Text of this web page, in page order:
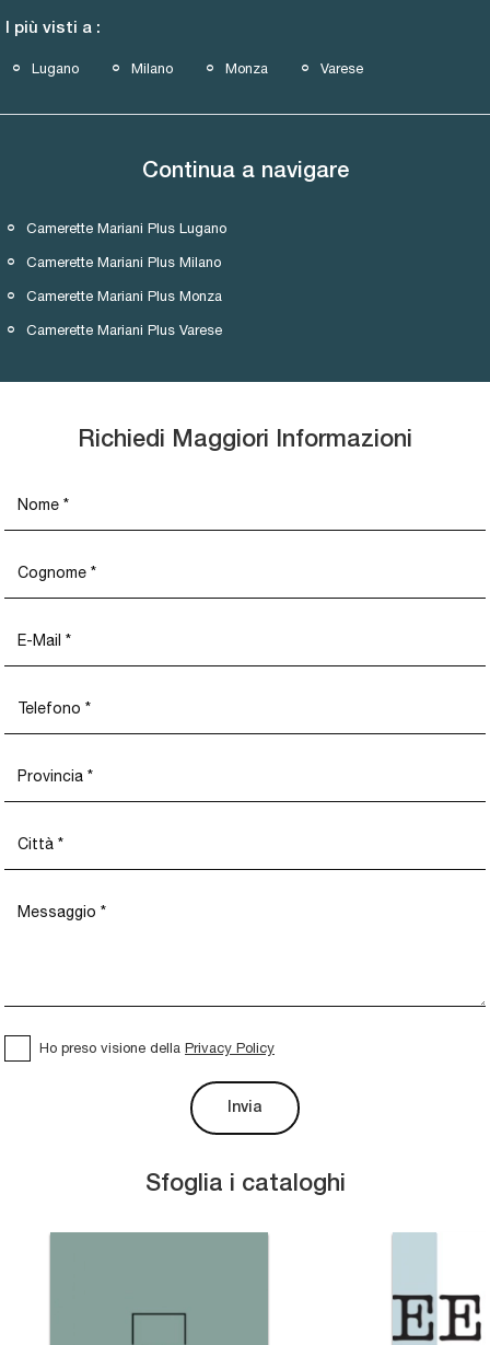
I più visti a :
Lugano Milano Monza Varese
Continua a navigare
Camerette Mariani Plus Lugano
Camerette Mariani Plus Milano
Camerette Mariani Plus Monza
Camerette Mariani Plus Varese
Sfoglia i cataloghi
Richiedi Maggiori Informazioni
Ho preso visione della Privacy Policy
Invia